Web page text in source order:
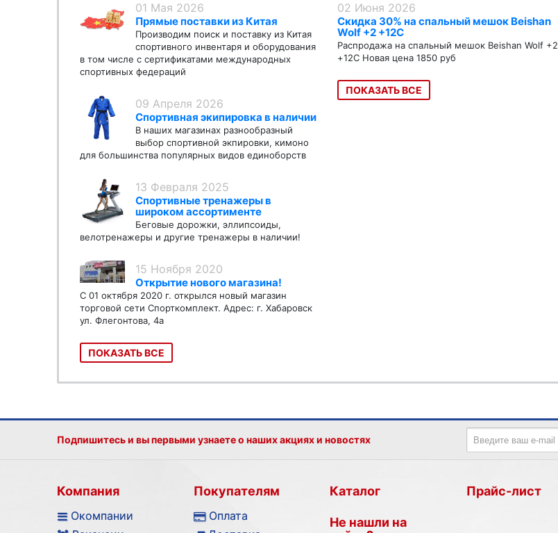
01 Мая 2026
Прямые поставки из Китая
Производим поиск и поставку из Китая
спортивного инвентаря и оборудования
в том числе с сертификатами международных
спортивных федераций
09 Апреля 2026
Спортивная экипировка в наличии
В наших магазинах разнообразный
выбор спортивной экпировки, кимоно
для большинства популярных видов единоборств
13 Февраля 2025
Спортивные тренажеры в
широком ассортименте
Беговые дорожки, эллипсоиды,
велотренажеры и другие тренажеры в наличии!
15 Ноября 2020
Открытие нового магазина!
С 01 октября 2020 г. открылся новый магазин
торговой сети Спорткомплект. Адрес: г. Хабаровск
ул. Флегонтова, 4а
ПОКАЗАТЬ ВСЕ
02 Июня 2026
Скидка 30% на спальный мешок Beishan
Wolf +2 +12C
Распродажа на спальный мешок Beishan Wolf +2
+12C Новая цена 1850 руб
ПОКАЗАТЬ ВСЕ
Подпишитесь и вы первыми узнаете о наших акциях и новостях
Компания
Окомпании
Покупателям
Оплата
Каталог
Не нашли на
Прайс-лист